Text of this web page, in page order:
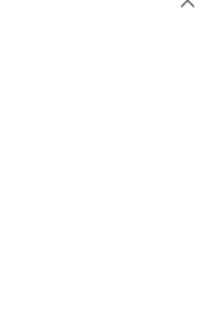
可立即使用無須另外申請。